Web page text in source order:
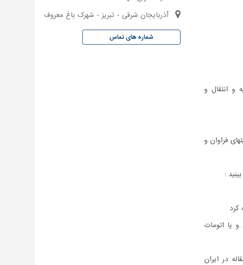
و انتقال و
فراوان و
:
کرد
یا اتومات
در ایران
آذربایجان شرقی - تبریز - شهرک باغ معروف
شماره های تماس